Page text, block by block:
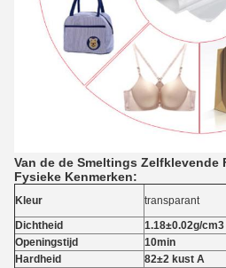
Van de de Smeltings Zelfklevende
Fysieke Kenmerken:
Kleur transparant
Dichtheid
1.18±0.02g/cm3
Openingstijd
10min
Hardheid
82±2 kust A